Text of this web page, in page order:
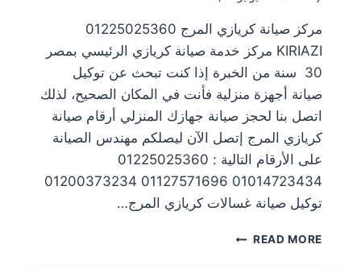
مركز صيانة كريازي المرج 01225025360
KIRIAZI مركز خدمة صيانة كريازي الرئيسي بمصر
30 سنة من الخبرة إذا كنت تبحث عن توكيل
صيانة أجهزة منزلية فأنت في المكان الصحيح، لذلك
اتصل بنا لحجز صيانة جهازك المنزلي أرقام صيانة
كريازي المرج إتصل الآن ليصلكم مهندس الصيانة
على الأرقام التالية : 01225025360
01014723434 01127571696 01200373234
توكيل صيانة غسالات كريازي المرج…
READ MORE